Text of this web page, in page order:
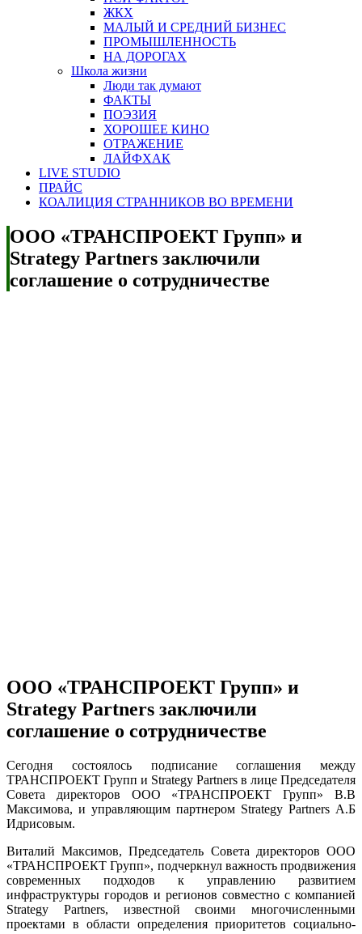
ЖКХ
МАЛЫЙ И СРЕДНИЙ БИЗНЕС
ПРОМЫШЛЕННОСТЬ
НА ДОРОГАХ
Школа жизни
Люди так думают
ФАКТЫ
ПОЭЗИЯ
ХОРОШЕЕ КИНО
ОТРАЖЕНИЕ
ЛАЙФХАК
LIVE STUDIO
ПРАЙС
КОАЛИЦИЯ СТРАННИКОВ ВО ВРЕМЕНИ
ООО «ТРАНСПРОЕКТ Групп» и
Strategy Partners заключили
соглашение о сотрудничестве
ООО «ТРАНСПРОЕКТ Групп» и
Strategy Partners заключили
соглашение о сотрудничестве
Сегодня состоялось подписание соглашения между
ТРАНСПРОЕКТ Групп и Strategy Partners в лице Председателя
Совета директоров ООО «ТРАНСПРОЕКТ Групп» В.В
Максимова, и управляющим партнером Strategy Partners А.Б
Идрисовым.
Виталий Максимов, Председатель Совета директоров ООО
«ТРАНСПРОЕКТ Групп», подчеркнул важность продвижения
современных подходов к управлению развитием
инфраструктуры городов и регионов совместно с компанией
Strategy Partners, известной своими многочисленными
проектами в области определения приоритетов социально-